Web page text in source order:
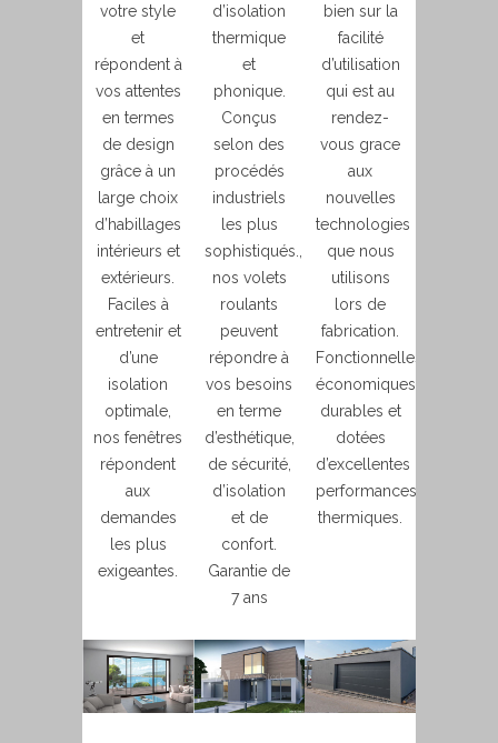
votre style
et
répondent à
vos attentes
en termes
de design
grâce à un
large choix
d’habillages
intérieurs et
extérieurs.
Faciles à
entretenir et
d’une
isolation
optimale,
nos fenêtres
répondent
aux
demandes
les plus
exigeantes.
d’isolation
thermique
et
phonique.
Conçus
selon des
procédés
industriels
les plus
sophistiqués.,
nos volets
roulants
peuvent
répondre à
vos besoins
en terme
d’esthétique,
de sécurité,
d’isolation
et de
confort.
Garantie de
7 ans
bien sur la
facilité
d’utilisation
qui est au
rendez-
vous grace
aux
nouvelles
technologies
que nous
utilisons
lors de
fabrication.
Fonctionnelles,
économiques,
durables et
dotées
d’excellentes
performances
thermiques.